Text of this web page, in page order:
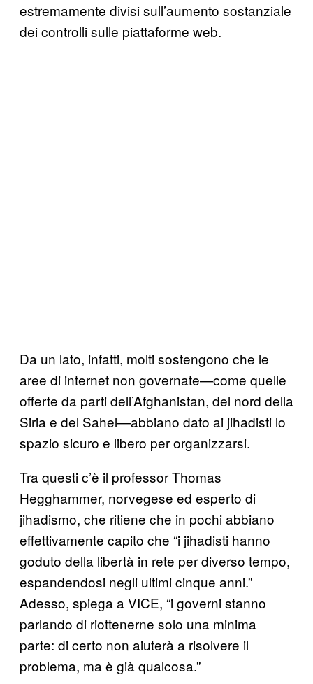
estremamente divisi sull’aumento sostanziale
dei controlli sulle piattaforme web.
Da un lato, infatti, molti sostengono che le
aree di internet non governate—come quelle
offerte da parti dell’Afghanistan, del nord della
Siria e del Sahel—abbiano dato ai jihadisti lo
spazio sicuro e libero per organizzarsi.
Tra questi c’è il professor Thomas
Hegghammer, norvegese ed esperto di
jihadismo, che ritiene che in pochi abbiano
effettivamente capito che “i jihadisti hanno
goduto della libertà in rete per diverso tempo,
espandendosi negli ultimi cinque anni.”
Adesso, spiega a VICE, “i governi stanno
parlando di riottenerne solo una minima
parte: di certo non aiuterà a risolvere il
problema, ma è già qualcosa.”